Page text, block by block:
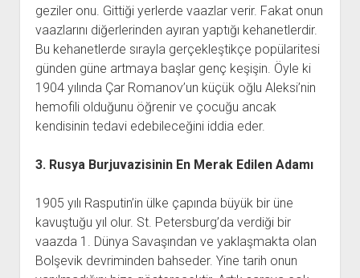
geziler onu. Gittiği yerlerde vaazlar verir. Fakat onun
vaazlarını diğerlerinden ayıran yaptığı kehanetlerdir.
Bu kehanetlerde sırayla gerçekleştikçe popülaritesi
günden güne artmaya başlar genç keşişin. Öyle ki
1904 yılında Çar Romanov’un küçük oğlu Aleksi’nin
hemofili olduğunu öğrenir ve çocuğu ancak
kendisinin tedavi edebileceğini iddia eder.
3. Rusya Burjuvazisinin En Merak Edilen Adamı
1905 yılı Rasputin’in ülke çapında büyük bir üne
kavuştuğu yıl olur. St. Petersburg’da verdiği bir
vaazda 1. Dünya Savaşından ve yaklaşmakta olan
Bolşevik devriminden bahseder. Yine tarih onun